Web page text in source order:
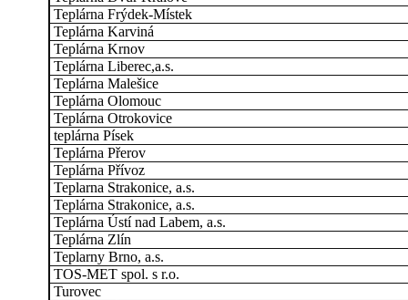
Teplárna Frýdek-Místek
Teplárna Karviná
Teplárna Krnov
Teplárna Liberec,a.s.
Teplárna Malešice
Teplárna Olomouc
Teplárna Otrokovice
teplárna Písek
Teplárna Přerov
Teplárna Přívoz
Teplarna Strakonice, a.s.
Teplárna Strakonice, a.s.
Teplárna Ústí nad Labem, a.s.
Teplárna Zlín
Teplarny Brno, a.s.
TOS-MET spol. s r.o.
Turovec